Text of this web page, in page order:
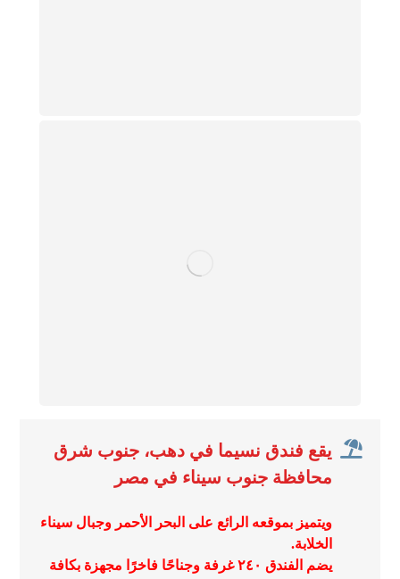
يقع فندق نسيما في دهب، جنوب شرق
محافظة جنوب سيناء في مصر
ويتميز بموقعه الرائع على البحر الأحمر وجبال سيناء
الخلابة.
يضم الفندق ٢٤٠ غرفة وجناحًا فاخرًا مجهزة بكافة